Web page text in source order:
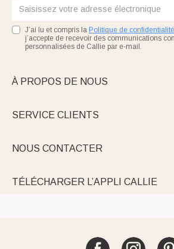
J’ai lu et compris la Politique de
j’accepte de recevoir des communications
personnalisées de Callie par e-mail.
À PROPOS DE NOUS
SERVICE CLIENTS
NOUS CONTACTER
TÉLÉCHARGER L’APPLI CALLIE